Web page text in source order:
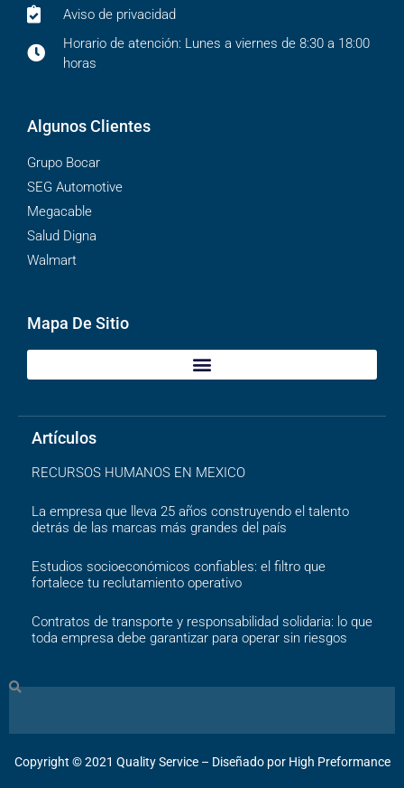
Aviso de privacidad
Horario de atención: Lunes a viernes de 8:30 a 18:00
horas
Algunos Clientes
Grupo Bocar
SEG Automotive
Megacable
Salud Digna
Walmart
Mapa De Sitio
Artículos
RECURSOS HUMANOS EN MEXICO
La empresa que lleva 25 años construyendo el talento
detrás de las marcas más grandes del país
Estudios socioeconómicos confiables: el filtro que
fortalece tu reclutamiento operativo
Contratos de transporte y responsabilidad solidaria: lo que
toda empresa debe garantizar para operar sin riesgos
Search
Copyright ©️ 2021 Quality Service – Diseñado por High Preformance